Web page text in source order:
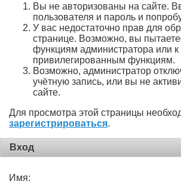
Вы не авторизованы на сайте.
пользователя и пароль и
У вас недостаточно прав для
странице. Возможно, вы
функциям администратора или к
привилегированным функциям.
Возможно, администратор
учётную запись, или вы не
сайте.
Для просмотра этой страницы
зарегистрироваться.
Вход
Имя: